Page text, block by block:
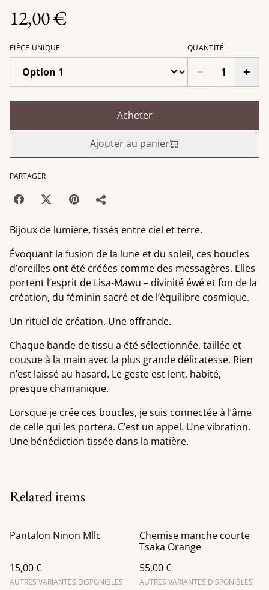
12,00 €
PIÈCE UNIQUE QUANTITÉ
Acheter
Ajouter au panier
PARTAGER
Bijoux de lumière, tissés entre ciel et terre.
Évoquant la fusion de la lune et du soleil, ces boucles
d’oreilles ont été créées comme des messagères. Elles
portent l’esprit de Lisa-Mawu – divinité éwé et fon de la
création, du féminin sacré et de l’équilibre cosmique.
Un rituel de création. Une offrande.
Chaque bande de tissu a été sélectionnée, taillée et
cousue à la main avec la plus grande délicatesse. Rien
n’est laissé au hasard. Le geste est lent, habité,
presque chamanique.
Lorsque je crée ces boucles, je suis connectée à l’âme
de celle qui les portera. C’est un appel. Une vibration.
Une bénédiction tissée dans la matière.
Related items
Pantalon Ninon Mllc
15,00 €
AUTRES VARIANTES DISPONIBLES
Chemise manche courte
Tsaka Orange
55,00 €
AUTRES VARIANTES DISPONIBLES